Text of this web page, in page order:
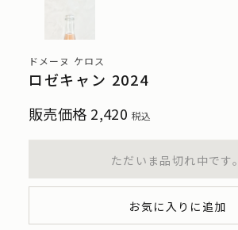
ドメーヌ ケロス
ロゼキャン 2024
販売価格 2,420 税込
ただいま品切れ中です。
お気に入りに追加